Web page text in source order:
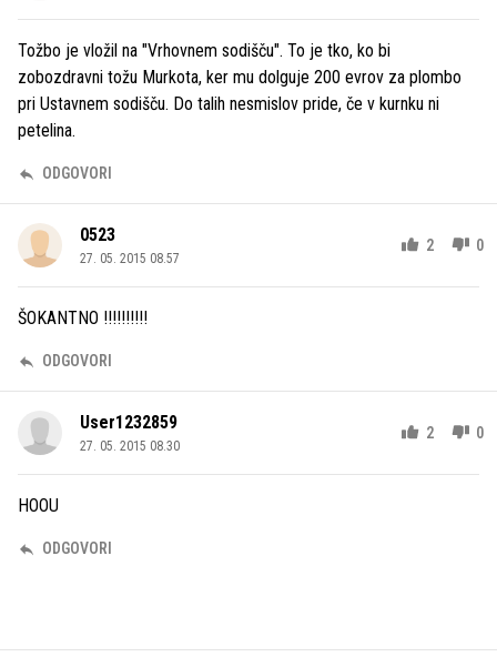
Tožbo je vložil na "Vrhovnem sodišču". To je tko, ko bi
zobozdravni tožu Murkota, ker mu dolguje 200 evrov za plombo
pri Ustavnem sodišču. Do talih nesmislov pride, če v kurnku ni
petelina.
ODGOVORI
0523
27. 05. 2015 08.57
2 0
ŠOKANTNO !!!!!!!!!!
ODGOVORI
User1232859
27. 05. 2015 08.30
2 0
HOOU
ODGOVORI